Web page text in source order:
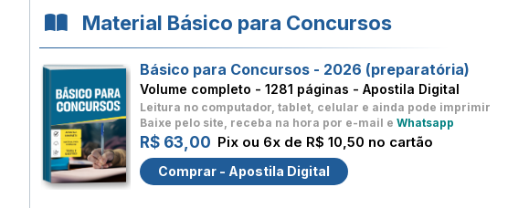
Material Básico para Concursos
Básico para Concursos - 2026 (preparatória)
Volume completo - 1281 páginas - Apostila Digital
Leitura no computador, tablet, celular e ainda pode imprimir
Baixe pelo site, receba na hora por e-mail e Whatsapp
R$ 63,00 Pix ou 6x de R$ 10,50 no cartão
Comprar - Apostila Digital